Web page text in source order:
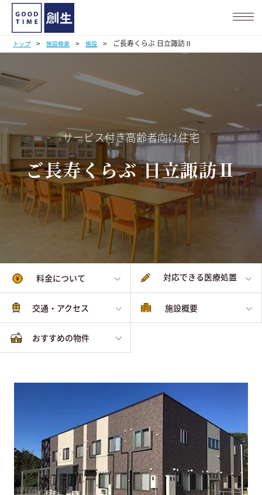
トップ > 施設検索 > 施設 > ご長寿くらぶ 日立諏訪Ⅱ
サービス付き高齢者向け住宅
ご長寿くらぶ 日立諏訪Ⅱ
料金について 対応できる医療処置
交通・アクセス 施設概要
おすすめの物件